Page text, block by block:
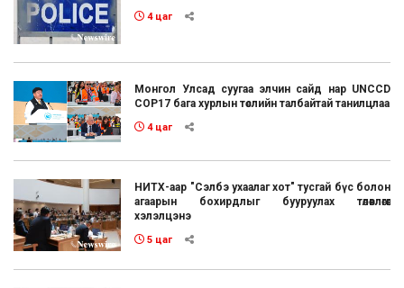
4 цаг
Монгол Улсад суугаа элчин сайд нар UNCCD
COP17 бага хурлын төслийн талбайтай танилцлаа
4 цаг
НИТХ-аар "Сэлбэ ухаалаг хот" тусгай бүс болон
агаарын бохирдлыг бууруулах төлөвлөгөөг
хэлэлцэнэ
5 цаг